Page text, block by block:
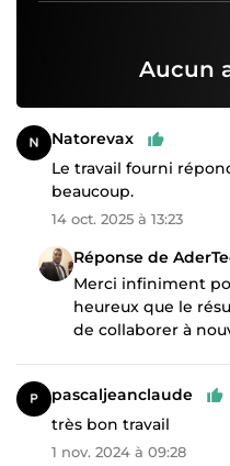
Aucun
Natorevax
Le travail fourni
beaucoup.
14 oct. 2025 à 13:23
Réponse de
Merci infiniment
heureux que le
de collaborer à
pascaljeanclaude
très bon travail
1 nov. 2024 à 09:28